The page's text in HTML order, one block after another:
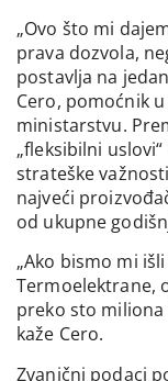
„Ovo što mi
prava dozvola,
postavlja na
Cero, pomoćnik
ministarstvu.
„fleksibilni
strateške
najveći
od ukupne
„Ako bismo mi
Termoelektrane,
preko sto miliona
kaže Cero.
Zvanični podaci